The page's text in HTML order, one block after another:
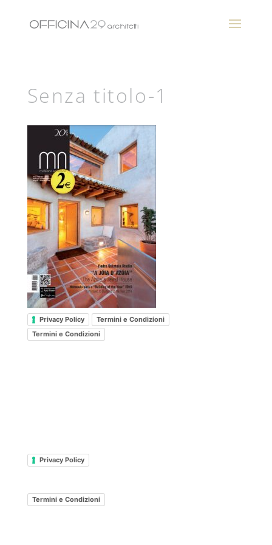
Senza titolo-1
Privacy Policy
Termini e Condizioni
Termini e Condizioni
Privacy Policy
Termini e Condizioni